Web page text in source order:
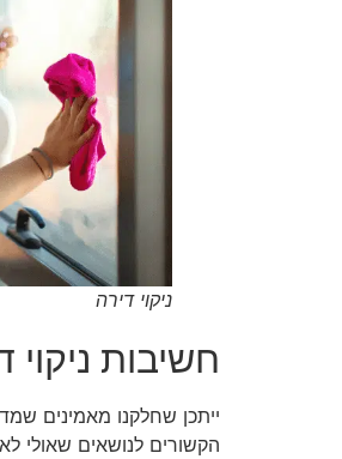
ניקוי דירה
חשיבות
ייתכן שחלקנו מאמינים
הקשורים לנושאים שאולי